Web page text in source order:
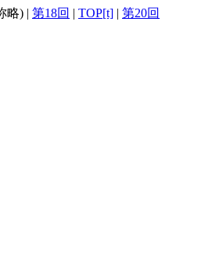
略) | 第18回 | TOP[t] | 第20回